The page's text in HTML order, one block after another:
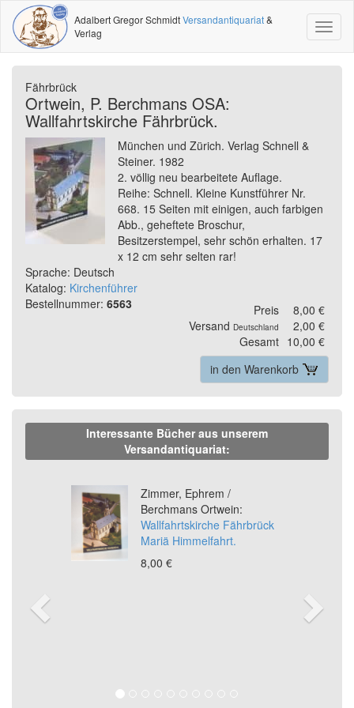
Adalbert Gregor SchmidtVersandantiquariat&
Verlag
Fährbrück
Ortwein, P. Berchmans OSA:
Wallfahrtskirche Fährbrück.
München und Zürich. Verlag Schnell &
Steiner. 1982
2. völlig neu bearbeitete Auflage.
Reihe: Schnell. Kleine Kunstführer Nr.
668. 15 Seiten mit einigen, auch farbigen
Abb., geheftete Broschur,
Besitzerstempel, sehr schön erhalten. 17
x 12 cm sehr selten rar!
Sprache: Deutsch
Katalog: Kirchenführer
Bestellnummer: 6563 Preis
8,00 €
Versand Deutschland
2,00 €
Gesamt 10,00 €
in den Warenkorb
Interessante Bücher aus unserem
Versandantiquariat:
Zimmer, Ephrem /
Berchmans Ortwein:
Wallfahrtskirche Fährbrück
Mariä Himmelfahrt.
8,00 €
Previous